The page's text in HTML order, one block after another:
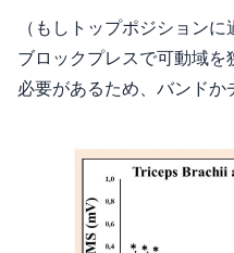
（もしトップポジション
ブロックプレスで可動域
必要があるため、バンドか